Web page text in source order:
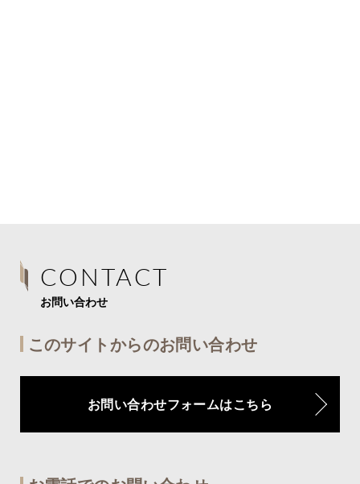
CONTACT
お問い合わせ
このサイトからのお問い合わせ
お問い合わせフォームはこちら